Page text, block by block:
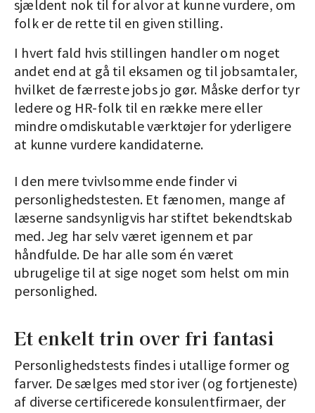
sjældent nok til for alvor at kunne vurdere, om
folk er de rette til en given stilling.
I hvert fald hvis stillingen handler om noget
andet end at gå til eksamen og til jobsamtaler,
hvilket de færreste jobs jo gør. Måske derfor tyr
ledere og HR-folk til en række mere eller
mindre omdiskutable værktøjer for yderligere
at kunne vurdere kandidaterne.
I den mere tvivlsomme ende finder vi
personlighedstesten. Et fænomen, mange af
læserne sandsynligvis har stiftet bekendtskab
med. Jeg har selv været igennem et par
håndfulde. De har alle som én været
ubrugelige til at sige noget som helst om min
personlighed.
Et enkelt trin over fri fantasi
Personlighedstests findes i utallige former og
farver. De sælges med stor iver (og fortjeneste)
af diverse certificerede konsulentfirmaer, der